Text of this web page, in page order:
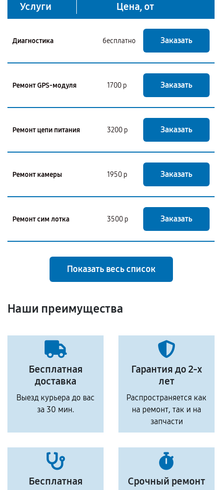
Услуги Цена, от
Диагностика бесплатно Заказать
Ремонт GPS-модуля 1700 р Заказать
Ремонт цепи питания 3200 р Заказать
Ремонт камеры 1950 р Заказать
Ремонт сим лотка 3500 р Заказать
Показать весь список
Наши преимущества
Бесплатная
доставка
Выезд курьера до вас
за 30 мин.
Гарантия до 2-х
лет
Распространяется как
на ремонт, так и на
запчасти
Бесплатная
Срочный ремонт